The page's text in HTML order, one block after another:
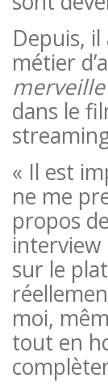
Depuis,
métier
merveille
dans le
« Il est
ne me
propos
interview
sur le
moi,
tout en